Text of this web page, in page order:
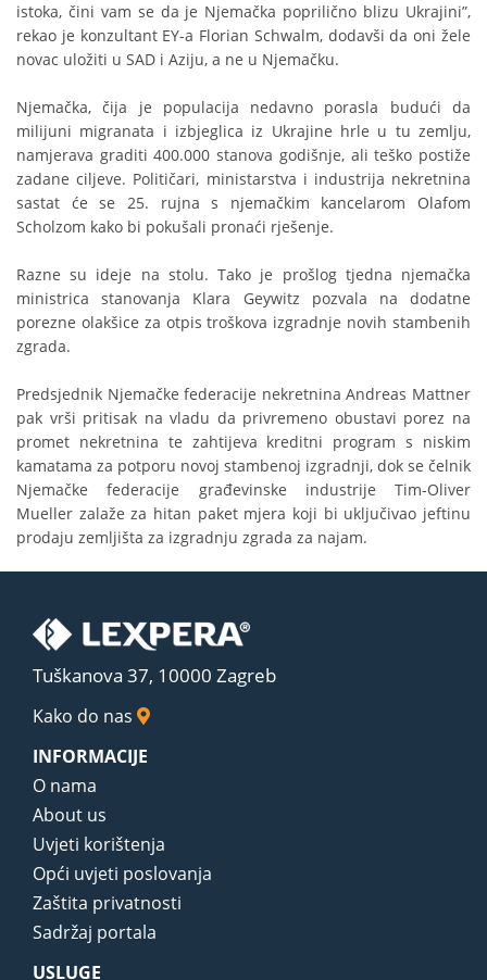
istoka, čini vam se da je Njemačka poprilično blizu Ukrajini”,
rekao je konzultant EY-a Florian Schwalm, dodavši da oni žele
novac uložiti u SAD i Aziju, a ne u Njemačku.
Njemačka, čija je populacija nedavno porasla budući da
milijuni migranata i izbjeglica iz Ukrajine hrle u tu zemlju,
namjerava graditi 400.000 stanova godišnje, ali teško postiže
zadane ciljeve. Političari, ministarstva i industrija nekretnina
sastat će se 25. rujna s njemačkim kancelarom Olafom
Scholzom kako bi pokušali pronaći rješenje.
Razne su ideje na stolu. Tako je prošlog tjedna njemačka
ministrica stanovanja Klara Geywitz pozvala na dodatne
porezne olakšice za otpis troškova izgradnje novih stambenih
zgrada.
Predsjednik Njemačke federacije nekretnina Andreas Mattner
pak vrši pritisak na vladu da privremeno obustavi porez na
promet nekretnina te zahtijeva kreditni program s niskim
kamatama za potporu novoj stambenoj izgradnji, dok se čelnik
Njemačke federacije građevinske industrije Tim-Oliver
Mueller zalaže za hitan paket mjera koji bi uključivao jeftinu
prodaju zemljišta za izgradnju zgrada za najam.
Tuškanova 37, 10000 Zagreb
Kako do nas
INFORMACIJE
O nama
About us
Uvjeti korištenja
Opći uvjeti poslovanja
Zaštita privatnosti
Sadržaj portala
USLUGE